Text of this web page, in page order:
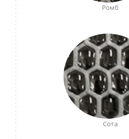
Ромб
Сота